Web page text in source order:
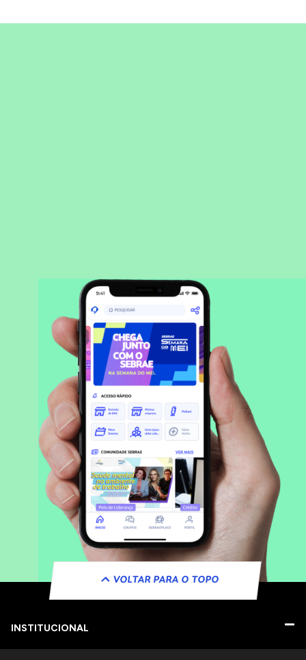
VOLTAR PARA O TOPO
INSTITUCIONAL